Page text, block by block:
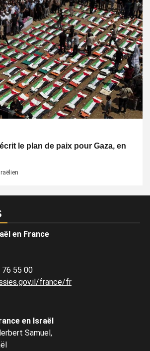
le plan de paix pour Gaza, en
en France
76 55 00
france/fr
en Israël
Samuel,